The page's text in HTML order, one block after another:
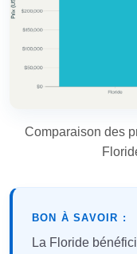
Comparaison des
BON À SAVOIR :
La Floride